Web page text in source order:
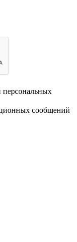
персональных
сообщений